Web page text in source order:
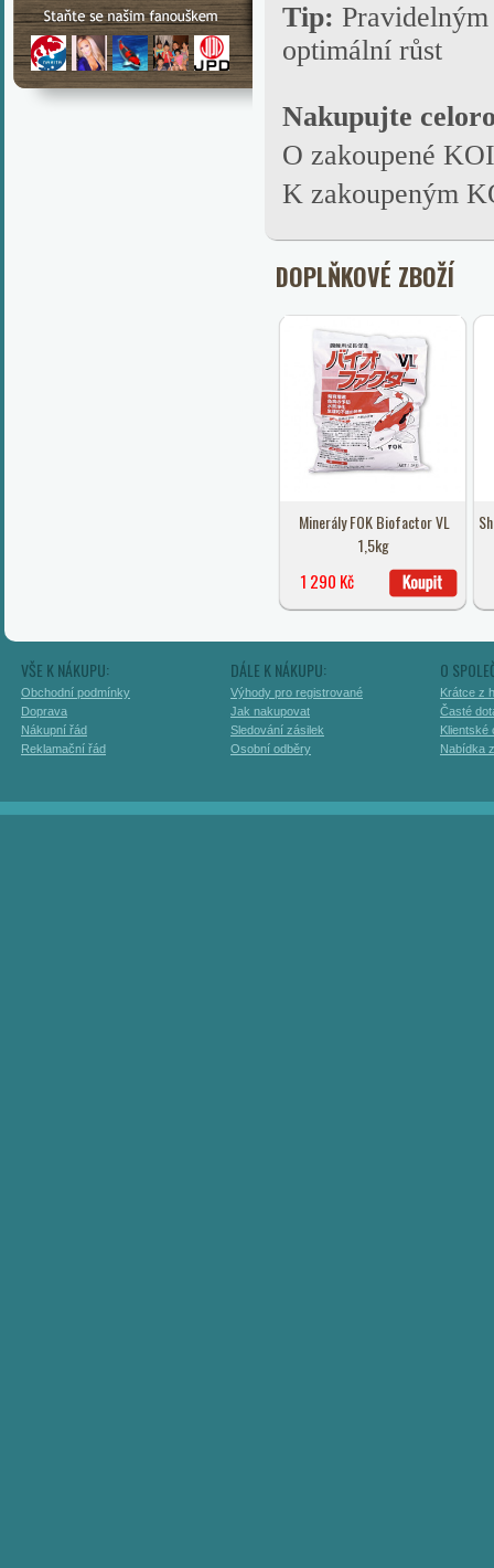
Tip:
optimální růst
Nakupujte
O zakoupené
K zakoupeným
DOPLŇKOVÉ ZBOŽÍ
Minerály FOK Biofactor VL
1,5kg
1 290 Kč
VŠE K NÁKUPU:
Obchodní podmínky
Doprava
Nákupní řád
Reklamační řád
DÁLE K NÁKUPU:
Výhody pro registrované
Jak nakupovat
Sledování zásilek
Osobní odběry
O
Krátce z
Časté
Klientské
Nabídka